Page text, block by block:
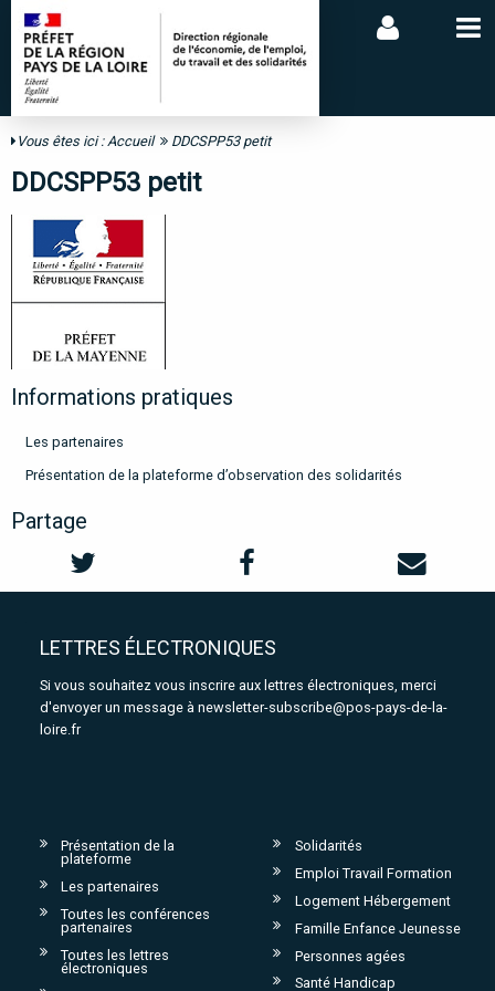
Vous êtes ici :Accueil DDCSPP53 petit
DDCSPP53 petit
Informations pratiques
Les partenaires
Présentation de la plateforme d’observation des solidarités
Partage
LETTRES ÉLECTRONIQUES
Si vous souhaitez vous inscrire aux lettres électroniques, merci
d'envoyer un message à newsletter-subscribe@pos-pays-de-la-
loire.fr
Présentation de la
plateforme
Les partenaires
Toutes les conférences
partenaires
Toutes les lettres
électroniques
Solidarités
Emploi Travail Formation
Logement Hébergement
Famille Enfance Jeunesse
Personnes agées
Santé Handicap